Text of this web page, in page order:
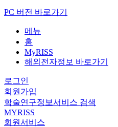
PC 버전 바로가기
메뉴
홈
MyRISS
해외전자정보 바로가기
로그인
회원가입
학술연구정보서비스 검색
MYRISS
회원서비스